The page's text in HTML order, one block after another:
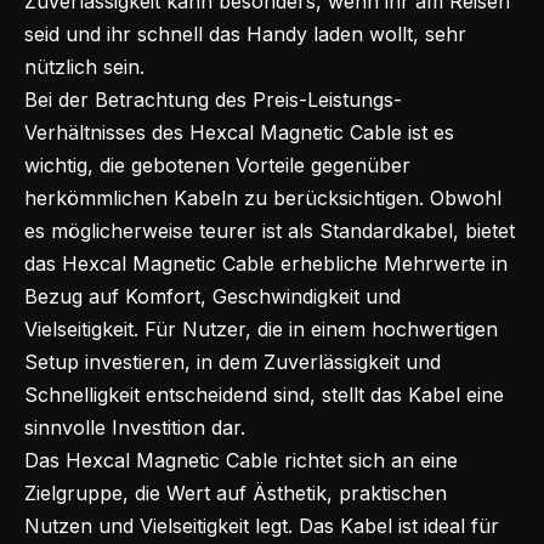
seid und ihr schnell das Handy laden wollt, sehr
nützlich sein.
Bei der Betrachtung des Preis-Leistungs-
Verhältnisses des Hexcal Magnetic Cable ist es
wichtig, die gebotenen Vorteile gegenüber
herkömmlichen Kabeln zu berücksichtigen. Obwohl
es möglicherweise teurer ist als Standardkabel, bietet
das Hexcal Magnetic Cable erhebliche Mehrwerte in
Bezug auf Komfort, Geschwindigkeit und
Vielseitigkeit. Für Nutzer, die in einem hochwertigen
Setup investieren, in dem Zuverlässigkeit und
Schnelligkeit entscheidend sind, stellt das Kabel eine
sinnvolle Investition dar.
Das Hexcal Magnetic Cable richtet sich an eine
Zielgruppe, die Wert auf Ästhetik, praktischen
Nutzen und Vielseitigkeit legt. Das Kabel ist ideal für